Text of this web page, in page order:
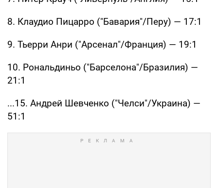
8. Клаудио Пицарро ("Бавария"/Перу) — 17:1
9. Тьерри Анри ("Арсенал"/Франция) — 19:1
10. Рональдиньо ("Барселона"/Бразилия) —
21:1
...15. Андрей Шевченко ("Челси"/Украина) —
51:1